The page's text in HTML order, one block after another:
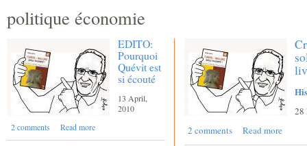
politique économie
EDITO:
Pourquoi
Quévit est
si écouté
13 April,
2010
2 comments
Read more
28
2 comments
Read more